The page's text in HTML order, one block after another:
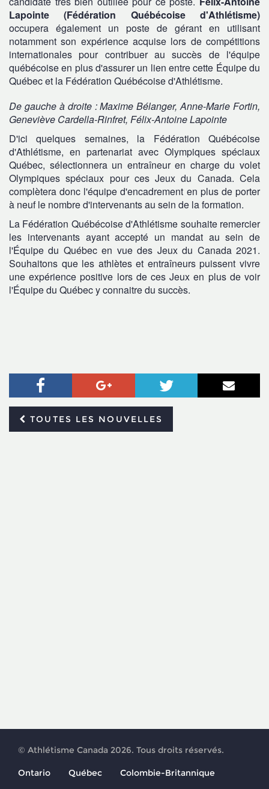
Lapointe (Fédération Québécoise d'Athlétisme)
occupera également un poste de gérant en utilisant
notamment son expérience acquise lors de compétitions
internationales pour contribuer au succès de l'équipe
québécoise en plus d'assurer un lien entre cette Équipe du
Québec et la Fédération Québécoise d'Athlétisme.
De gauche à droite : Maxime Bélanger, Anne-Marie Fortin,
Geneviève Cardella-Rinfret, Félix-Antoine Lapointe
D'ici quelques semaines, la Fédération Québécoise
d'Athlétisme, en partenariat avec Olympiques spéciaux
Québec, sélectionnera un entraîneur en charge du volet
Olympiques spéciaux pour ces Jeux du Canada. Cela
complètera donc l'équipe d'encadrement en plus de porter
à neuf le nombre d'intervenants au sein de la formation.
La Fédération Québécoise d'Athlétisme souhaite remercier
les intervenants ayant accepté un mandat au sein de
l'Équipe du Québec en vue des Jeux du Canada 2021.
Souhaitons que les athlètes et entraîneurs puissent vivre
une expérience positive lors de ces Jeux en plus de voir
l'Équipe du Québec y connaitre du succès.
Facebook Google+ Twitter
TOUTES LES NOUVELLES
© Athlétisme Canada 2026. Tous droits réservés.
Ontario Québec Colombie-Britannique